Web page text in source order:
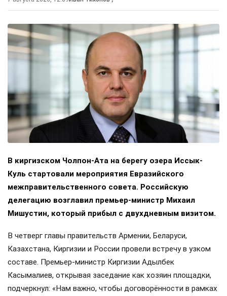
В киргизском Чолпон-Ата на берегу озера Иссык-
Куль стартовали мероприятия Евразийского
межправительственного совета. Российскую
делегацию возглавил премьер-министр Михаил
Мишустин, который прибыл с двухдневным визитом.
В четверг главы правительств Армении, Беларуси,
Казахстана, Киргизии и России провели встречу в узком
составе. Премьер-министр Киргизии Адылбек
Касымалиев, открывая заседание как хозяин площадки,
подчеркнул: «Нам важно, чтобы договорённости в рамках